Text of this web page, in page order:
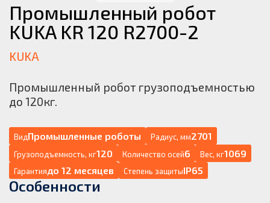
Промышленный робот
KUKA KR 120 R2700-2
KUKA
Промышленный робот грузоподъемностью
до 120кг.
ВидПромышленные роботы Радиус, мм2701
Грузоподъемность, кг120 Количество осей6 Вес, кг1069
Гарантиядо 12 месяцев Степень защитыIP65
Особенности